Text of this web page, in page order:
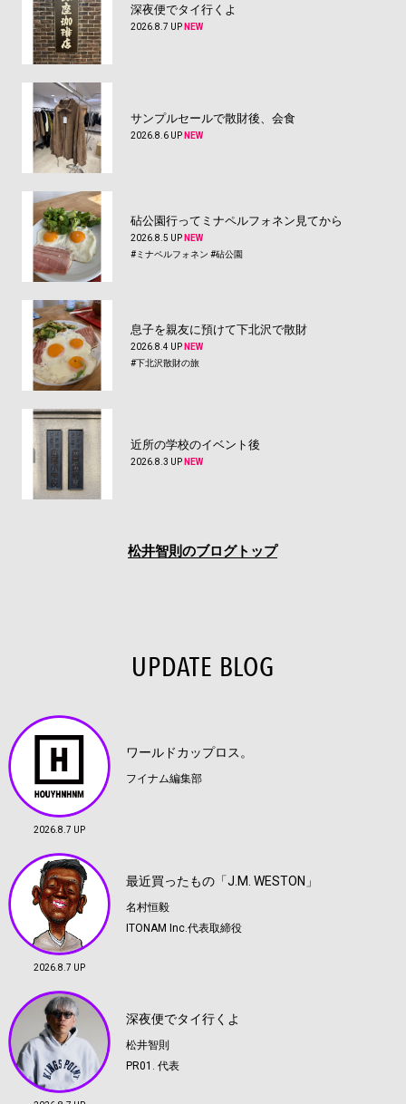
深夜便でタイ行くよ
2026.8.7 UP NEW
サンプルセールで散財後、会食
2026.8.6 UP NEW
砧公園行ってミナペルフォネン見てから
2026.8.5 UP NEW
#ミナペルフォネン #砧公園
息子を親友に預けて下北沢で散財
2026.8.4 UP NEW
#下北沢散財の旅
近所の学校のイベント後
2026.8.3 UP NEW
松井智則のブログトップ
UPDATE BLOG
2026.8.7 UP
ワールドカップロス。
フイナム編集部
2026.8.7 UP
最近買ったもの「J.M. WESTON」
名村恒毅
ITONAM Inc.代表取締役
深夜便でタイ行くよ
松井智則
PR01. 代表